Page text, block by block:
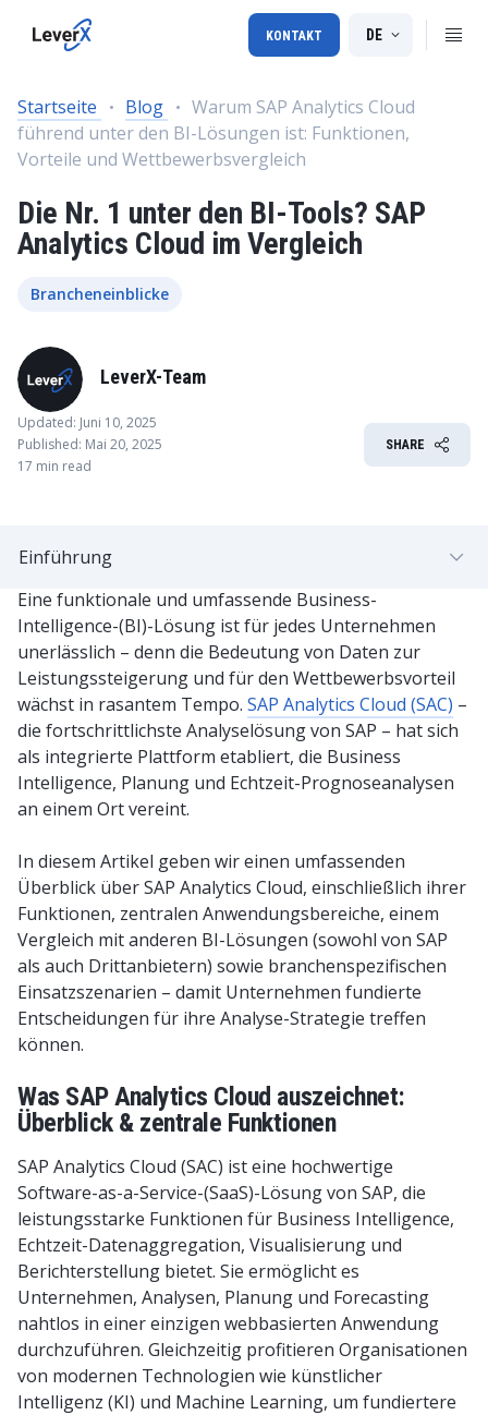
DE
KONTAKT
Startseite Blog
Warum SAP Analytics Cloud
führend unter den BI-Lösungen ist: Funktionen,
Vorteile und Wettbewerbsvergleich
Die Nr. 1 unter den BI-Tools? SAP
Analytics Cloud im Vergleich
Brancheneinblicke
LeverX-Team
Updated: Juni 10, 2025
Published: Mai 20, 2025
17 min read
SHARE
Eine funktionale und umfassende Business-
Intelligence-(BI)-Lösung ist für jedes Unternehmen
unerlässlich – denn die Bedeutung von Daten zur
Leistungssteigerung und für den Wettbewerbsvorteil
wächst in rasantem Tempo. SAP Analytics Cloud (SAC) –
die fortschrittlichste Analyselösung von SAP – hat sich
als integrierte Plattform etabliert, die Business
Intelligence, Planung und Echtzeit-Prognoseanalysen
an einem Ort vereint.
In diesem Artikel geben wir einen umfassenden
Überblick über SAP Analytics Cloud, einschließlich ihrer
Funktionen, zentralen Anwendungsbereiche, einem
Vergleich mit anderen BI-Lösungen (sowohl von SAP
als auch Drittanbietern) sowie branchenspezifischen
Einsatzszenarien – damit Unternehmen fundierte
Entscheidungen für ihre Analyse-Strategie treffen
können.
Was SAP Analytics Cloud auszeichnet:
Überblick & zentrale Funktionen
SAP Analytics Cloud (SAC) ist eine hochwertige
Software-as-a-Service-(SaaS)-Lösung von SAP, die
leistungsstarke Funktionen für Business Intelligence,
Echtzeit-Datenaggregation, Visualisierung und
Berichterstellung bietet. Sie ermöglicht es
Unternehmen, Analysen, Planung und Forecasting
nahtlos in einer einzigen webbasierten Anwendung
durchzuführen. Gleichzeitig profitieren Organisationen
von modernen Technologien wie künstlicher
Intelligenz (KI) und Machine Learning, um fundiertere
Einführung